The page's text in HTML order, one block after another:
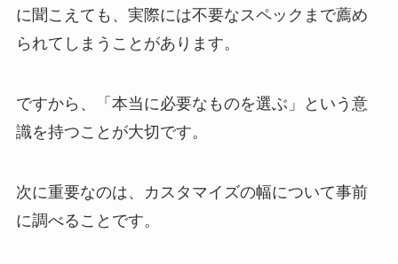
に聞こえても、実際には不要なスペックまで薦め
られてしまうことがあります。
ですから、「本当に必要なものを選ぶ」という意
識を持つことが大切です。
次に重要なのは、カスタマイズの幅について事前
に調べることです。